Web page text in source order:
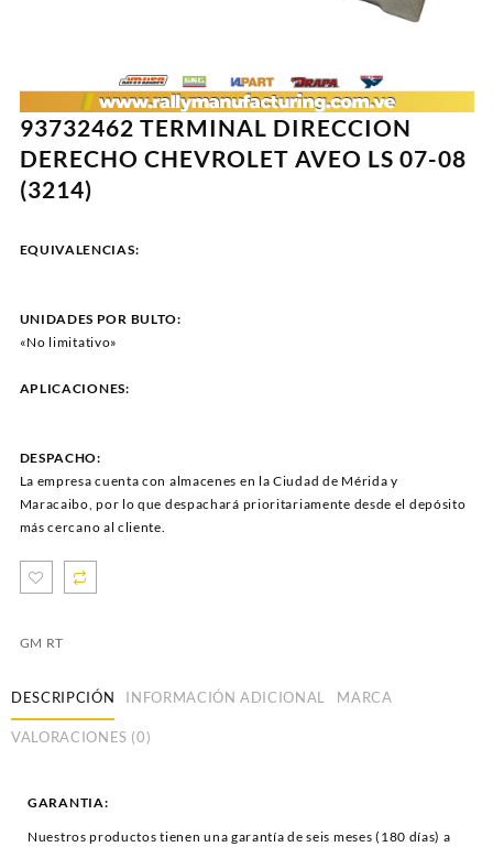
93732462 TERMINAL DIRECCION
DERECHO CHEVROLET AVEO LS 07-08
(3214)
EQUIVALENCIAS:
UNIDADES POR BULTO:
«No limitativo»
APLICACIONES:
DESPACHO:
La empresa cuenta con almacenes en la Ciudad de Mérida y
Maracaibo, por lo que despachará prioritariamente desde el depósito
más cercano al cliente.
GM RT
DESCRIPCIÓN INFORMACIÓN ADICIONAL MARCA
VALORACIONES (0)
GARANTIA:
Nuestros productos tienen una garantía de seis meses (180 días) a